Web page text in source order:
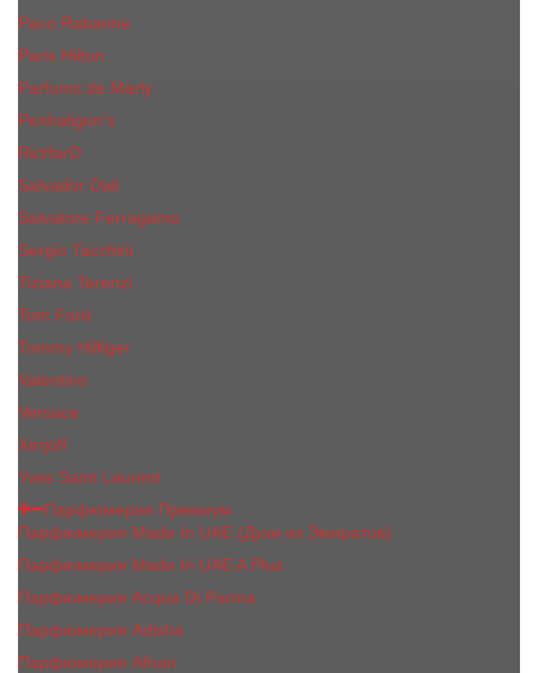
Paco Rabanne
Paris Hilton
Parfums de Marly
Penhaligon​'s
RicHarD
Salvador Dali
Salvatore Ferragamo
Sergio Tacchini
Tiziana Terenzi
Tom Ford
Tommy Hilfiger
Valentino
Versace
Xerjoff
Yves Saint Laurent
Парфюмерия Премиум
Парфюмерия Made In UAE (Духи из Эмиратов)
Парфюмерия Made In UAE A Plus
Парфюмерия Acqua Di Parma
Парфюмерия Adisha
Парфюмерия Afnan